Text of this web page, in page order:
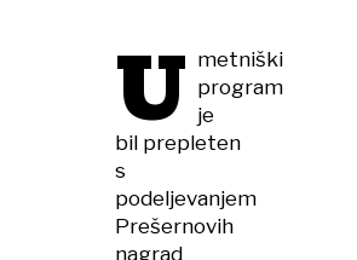
U metniški
program
je
bil prepleten
s
podeljevanjem
Prešernovih
nagrad
Kansas
City